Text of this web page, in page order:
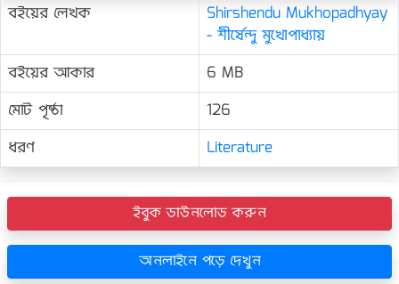
বইয়ের লেখক
Shirshendu Mukhopadhyay
- শীর্ষেন্দু মুখোপাধ্যায়
বইয়ের আকার
6 MB
মোট পৃষ্ঠা
126
ধরণ
Literature
ইবুক ডাউনলোড করুন
অনলাইনে পড়ে দেখুন